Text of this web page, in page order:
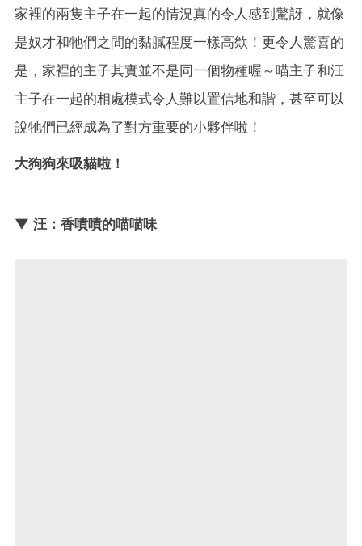
家裡的兩隻主子在一起的情況真的令人感到驚訝，就像
是奴才和牠們之間的黏膩程度一樣高欸！更令人驚喜的
是，家裡的主子其實並不是同一個物種喔～喵主子和汪
主子在一起的相處模式令人難以置信地和諧，甚至可以
說牠們已經成為了對方重要的小夥伴啦！
大狗狗來吸貓啦！
▼ 汪：香噴噴的喵喵味